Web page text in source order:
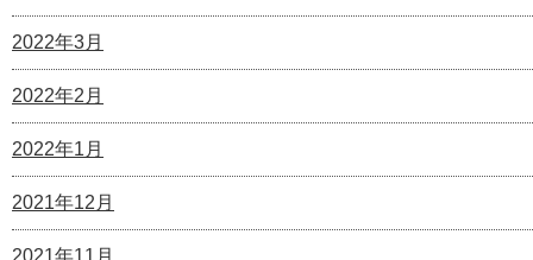
2022年3月
2022年2月
2022年1月
2021年12月
2021年11月